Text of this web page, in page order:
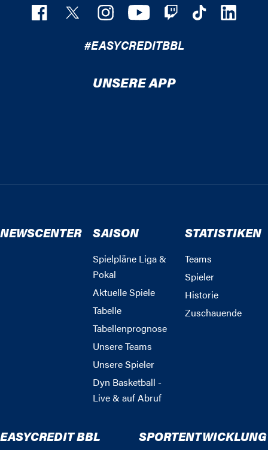
#EASYCREDITBBL
UNSERE APP
NEWSCENTER SAISON
Spielpläne Liga &
Pokal
Aktuelle Spiele
Tabelle
Tabellenprognose
Unsere Teams
Unsere Spieler
Dyn Basketball -
Live & auf Abruf
STATISTIKEN
Teams
Spieler
Historie
Zuschauende
EASYCREDIT BBL SPORTENTWICKLUNG